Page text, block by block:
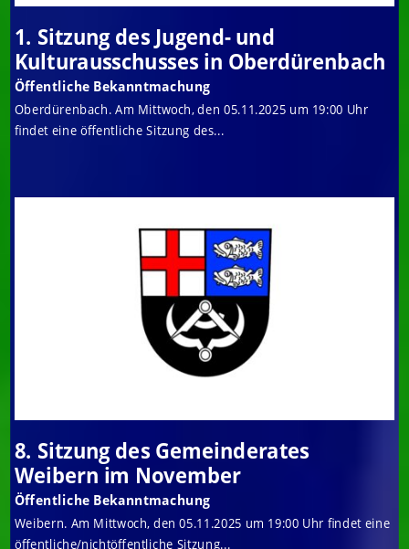
1. Sitzung des Jugend- und
Kulturausschusses in Oberdürenbach
Öffentliche Bekanntmachung
Oberdürenbach. Am Mittwoch, den 05.11.2025 um 19:00 Uhr
findet eine öffentliche Sitzung des...
8. Sitzung des Gemeinderates
Weibern im November
Öffentliche Bekanntmachung
Weibern. Am Mittwoch, den 05.11.2025 um 19:00 Uhr findet eine
öffentliche/nichtöffentliche Sitzung...